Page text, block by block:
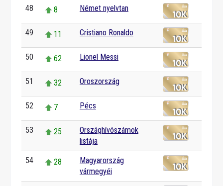
48 8 Német nyelvtan
49 11 Cristiano Ronaldo
50 62 Lionel Messi
51 32 Oroszország
52 7 Pécs
53 25
Országhívószámok
listája
54 28
Magyarország
vármegyéi